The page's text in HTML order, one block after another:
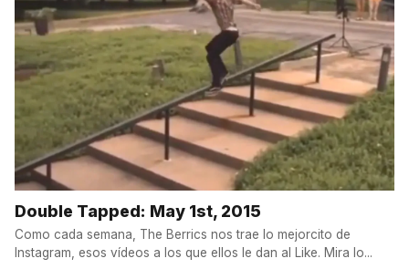
Double Tapped: May 1st, 2015
Como cada semana, The Berrics nos trae lo mejorcito de
Instagram, esos vídeos a los que ellos le dan al Like. Mira lo...